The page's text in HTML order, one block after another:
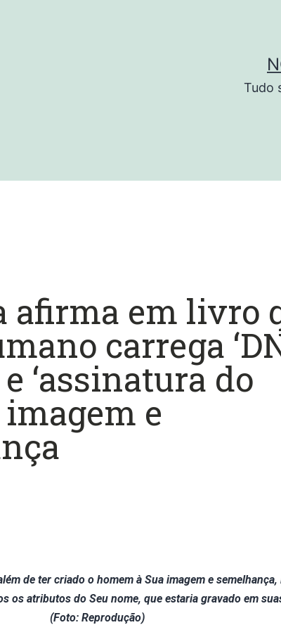
Tudo
afirma em livro
carrega
e ‘assinatura do
imagem e
de ter criado o homem à Sua imagem e semelhança,
os atributos do Seu nome, que estaria gravado em
(Foto: Reprodução)